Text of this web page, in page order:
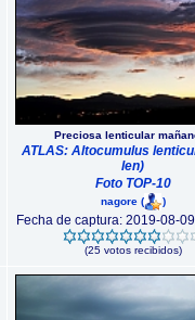
Preciosa lenticular
ATLAS: Altocumulus
len)
Foto TOP-10
nagore( )
Fecha de captura: 2019-08-
(25 votos recibidos)